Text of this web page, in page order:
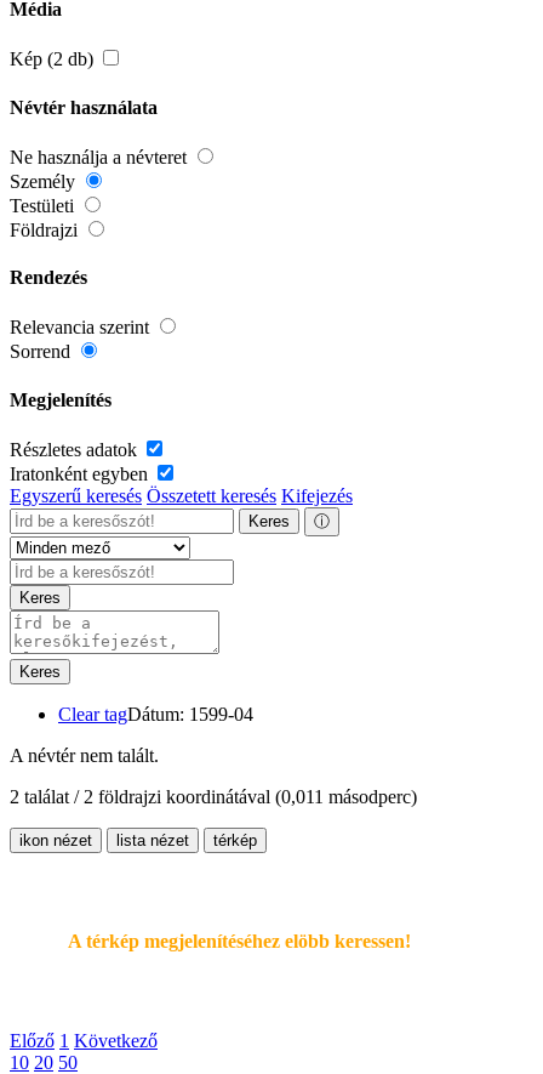
Média
Kép (2 db)
Névtér használata
Ne használja a névteret
Személy
Testületi
Földrajzi
Rendezés
Relevancia szerint
Sorrend
Megjelenítés
Részletes adatok
Iratonként egyben
Egyszerű keresés Összetett keresés Kifejezés
Keres ⓘ
Keres
Keres
Clear tagDátum: 1599-04
A névtér nem talált.
2 találat / 2 földrajzi koordinátával (0,011 másodperc)
ikon nézet lista nézet térkép
A térkép megjelenítéséhez elöbb keressen!
Előző 1 Következő
10 20 50